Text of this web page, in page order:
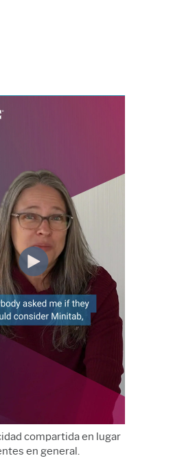
compartida en lugar
en general.